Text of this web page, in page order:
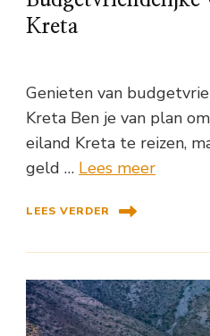
Kreta
Genieten van
Kreta Ben je van plan
eiland Kreta te reizen,
geld … Lees meer
LEES VERDER